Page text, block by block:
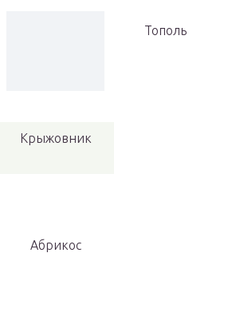
Тополь
Крыжовник
Абрикос